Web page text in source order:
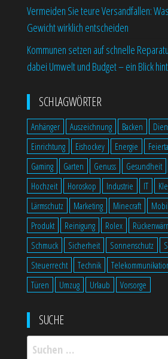
Vermeiden Sie teure Versandfallen:
Gewicht wirklich entscheiden
Kommunen setzen auf schnelle
dabei Umwelt und Budget – ein Blick
SCHLAGWÖRTER
Anhänger Auszeichnung Backen
Einrichtung
Eishockey Energie
Gaming
Garten Genuss Gesundheit
Hochzeit
Horoskop Industrie IT
Lärmschutz
Marketing Minecraft
Produkt
Reinigung Rolex
Schmuck
Sicherheit Sonnenschutz
Steuerrecht
Technik
Türen
Umzug Urlaub Vorsorge
SUCHE
Suchen